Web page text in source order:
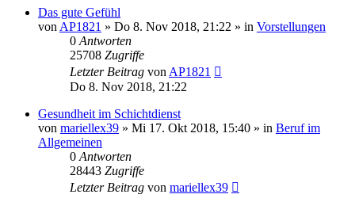
Das gute Gefühl
von AP1821 » Do 8. Nov 2018, 21:22 » in Vorstellungen
0 Antworten
25708 Zugriffe
Letzter Beitrag von AP1821
Do 8. Nov 2018, 21:22
Gesundheit im Schichtdienst
von mariellex39 » Mi 17. Okt 2018, 15:40 » in Beruf im
Allgemeinen
0 Antworten
28443 Zugriffe
Letzter Beitrag von mariellex39